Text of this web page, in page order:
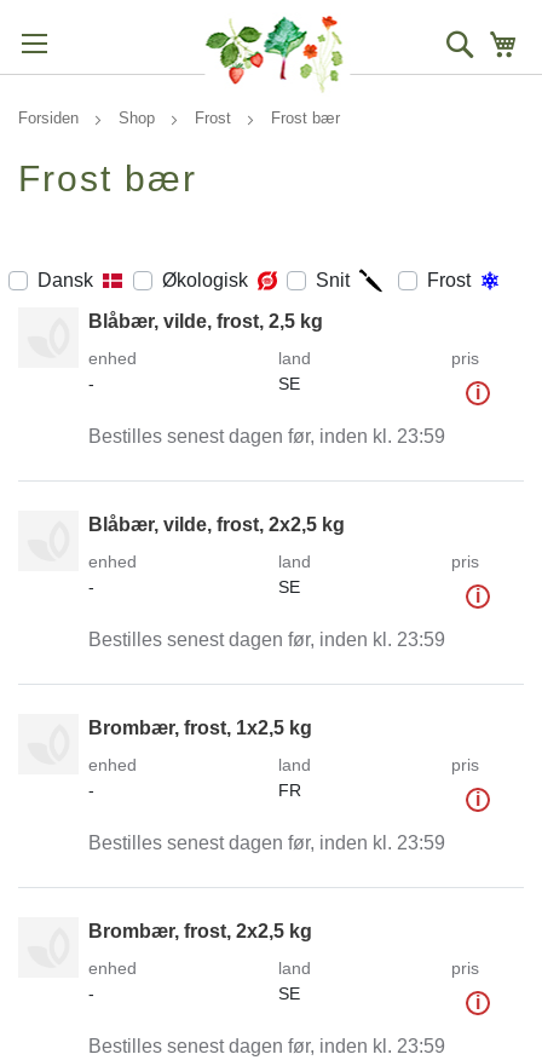
Søg
Forsiden Shop Frost Frost bær
Frost bær
Dansk Økologisk Snit
Frost
Blåbær, vilde, frost, 2,5 kg
enhed
-
land
SE
pris
i
Bestilles senest dagen før, inden kl. 23:59
Blåbær, vilde, frost, 2x2,5 kg
enhed
-
land
SE
pris
i
Bestilles senest dagen før, inden kl. 23:59
Brombær, frost, 1x2,5 kg
enhed
-
land
FR
pris
i
Bestilles senest dagen før, inden kl. 23:59
Brombær, frost, 2x2,5 kg
enhed
-
land
SE
pris
i
Bestilles senest dagen før, inden kl. 23:59